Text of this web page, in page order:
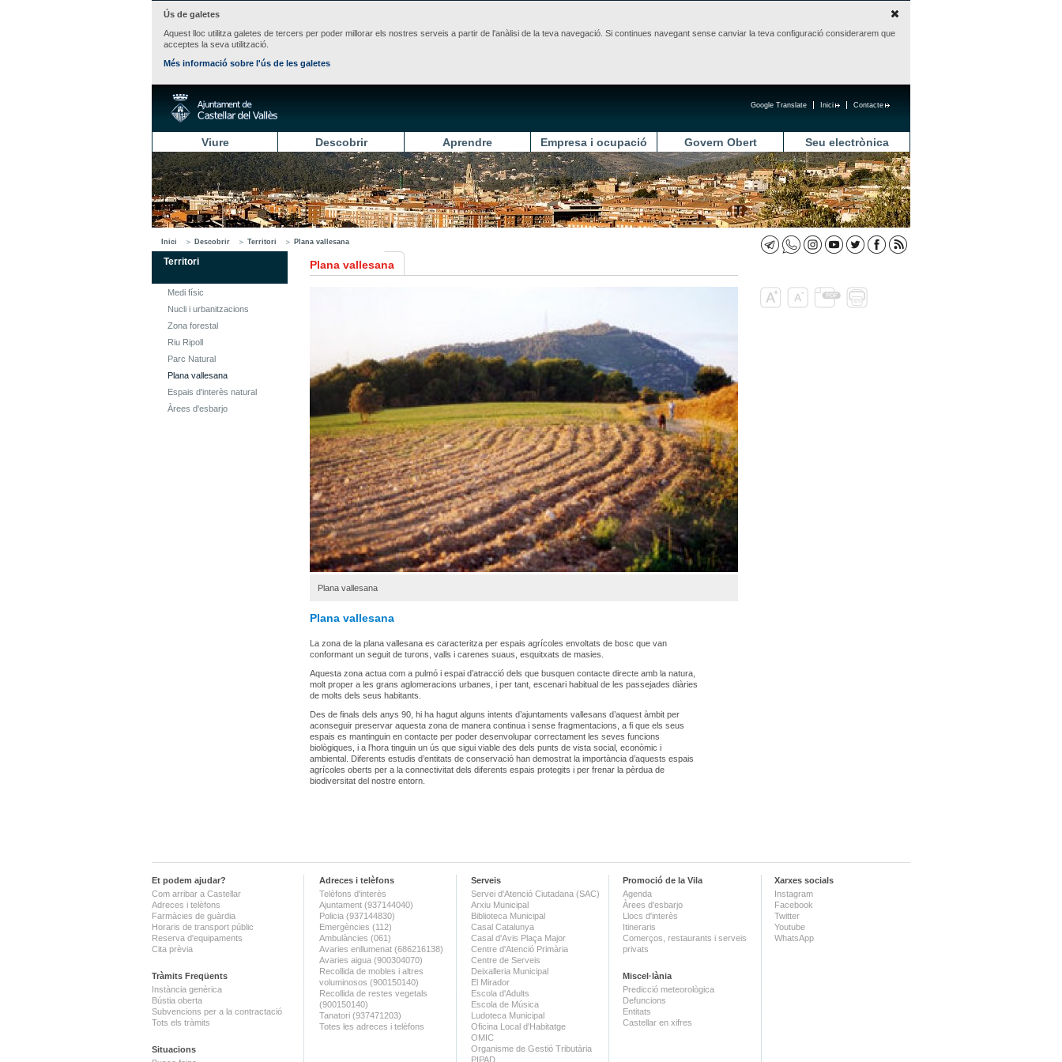
Ús de galetes
Aquest lloc utilitza galetes de tercers per poder millorar els nostres serveis a partir de l'anàlisi de la teva navegació. Si continues navegant sense canviar la teva configuració considerarem que
acceptes la seva utilització.
Més informació sobre l'ús de les galetes
Contacte
Inici
Google Translate
Viure Descobrir Aprendre Empresa i ocupació Govern Obert Seu electrònica
Inici Descobrir Territori Plana vallesana
Territori
Medi físic
Nucli i urbanitzacions
Zona forestal
Riu Ripoll
Parc Natural
Plana vallesana
Espais d'interès natural
Àrees d'esbarjo
Plana vallesana
Plana vallesana
Plana vallesana
La zona de la plana vallesana es caracteritza per espais agrícoles envoltats de bosc que van
conformant un seguit de turons, valls i carenes suaus, esquitxats de masies.
Aquesta zona actua com a pulmó i espai d’atracció dels que busquen contacte directe amb la natura,
molt proper a les grans aglomeracions urbanes, i per tant, escenari habitual de les passejades diàries
de molts dels seus habitants.
Des de finals dels anys 90, hi ha hagut alguns intents d’ajuntaments vallesans d’aquest àmbit per
aconseguir preservar aquesta zona de manera continua i sense fragmentacions, a fi que els seus
espais es mantinguin en contacte per poder desenvolupar correctament les seves funcions
biològiques, i a l’hora tinguin un ús que sigui viable des dels punts de vista social, econòmic i
ambiental. Diferents estudis d’entitats de conservació han demostrat la importància d’aquests espais
agrícoles oberts per a la connectivitat dels diferents espais protegits i per frenar la pèrdua de
biodiversitat del nostre entorn.
Et podem ajudar?
Com arribar a Castellar
Adreces i telèfons
Farmàcies de guàrdia
Horaris de transport públic
Reserva d'equipaments
Cita prèvia
Tràmits Freqüents
Instància genèrica
Bústia oberta
Subvencions per a la contractació
Tots els tràmits
Situacions
Adreces i telèfons
Telèfons d'interès
Ajuntament (937144040)
Policia (937144830)
Emergències (112)
Ambulàncies (061)
Avaries enllumenat (686216138)
Avaries aigua (900304070)
Recollida de mobles i altres
voluminosos (900150140)
Recollida de restes vegetals
(900150140)
Tanatori (937471203)
Totes les adreces i telèfons
Serveis
Servei d'Atenció Ciutadana (SAC)
Arxiu Municipal
Biblioteca Municipal
Casal Catalunya
Casal d'Avis Plaça Major
Centre d'Atenció Primària
Centre de Serveis
Deixalleria Municipal
El Mirador
Escola d'Adults
Escola de Música
Ludoteca Municipal
Oficina Local d'Habitatge
OMIC
Organisme de Gestió Tributària
PIPAD
Promoció de la Vila
Agenda
Àrees d'esbarjo
Llocs d'interès
Itineraris
Comerços, restaurants i serveis
privats
Miscel·lània
Predicció meteorològica
Defuncions
Entitats
Castellar en xifres
Xarxes socials
Instagram
Facebook
Twitter
Youtube
WhatsApp